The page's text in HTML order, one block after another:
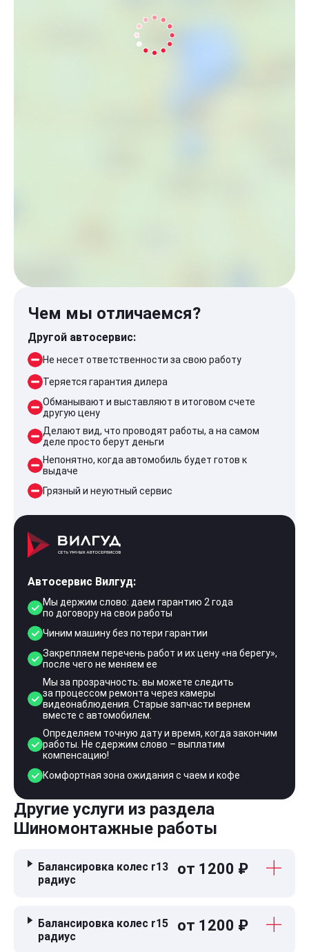
Чем мы отличаемся?
Другой автосервис:
Не несет ответственности за свою работу
Теряется гарантия дилера
Обманывают и выставляют в итоговом счете
другую цену
Делают вид, что проводят работы, а на самом
деле просто берут деньги
Непонятно, когда автомобиль будет готов к
выдаче
Грязный и неуютный сервис
Автосервис Вилгуд:
Мы держим слово: даем гарантию 2 года
по договору на свои работы
Чиним машину без потери гарантии
Закрепляем перечень работ и их цену «на берегу»,
после чего не меняем ее
Мы за прозрачность: вы можете следить
за процессом ремонта через камеры
видеонаблюдения. Старые запчасти вернем
вместе с автомобилем.
Определяем точную дату и время, когда закончим
работы. Не сдержим слово – выплатим
компенсацию!
Комфортная зона ожидания с чаем и кофе
Другие услуги из раздела
Шиномонтажные работы
Балансировка колес r13
радиус
от 1200 ₽
Балансировка колес r15
радиус
от 1200 ₽